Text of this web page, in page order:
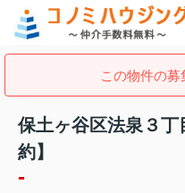
この物件の募
保土ヶ谷区法泉３
約】
-